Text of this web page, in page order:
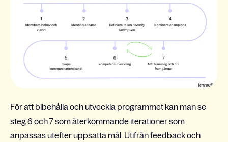
För att bibehålla och utveckla programmet kan man se
steg 6 och 7 som återkommande iterationer som
anpassas utefter uppsatta mål. Utifrån feedback och